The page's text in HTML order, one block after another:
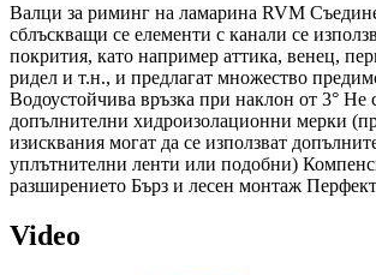
Валци за риминг на ламарина RVM
сблъскващи се елементи с канали се
покрития, като например аттика, венец,
ридел и т.н., и предлагат множество
Водоустойчива връзка при наклон от 3° Не
допълнителни хидроизолационни мерки
изисквания могат да се използват
уплътнителни ленти или подобни)
разширението Бърз и лесен монтаж
Video